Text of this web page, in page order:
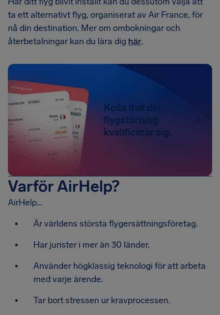
ta ett alternativt flyg, organiserat av Air France, för
nå din destination. Mer om ombokningar och
återbetalningar kan du lära dig här.
Kolla ifall din
flygstörning
kvalificerar sig.
Varför AirHelp?
AirHelp…
Är världens största flygersättningsföretag.
Har jurister i mer än 30 länder.
Använder högklassig teknologi för att arbeta
med varje ärende.
Tar bort stressen ur kravprocessen.